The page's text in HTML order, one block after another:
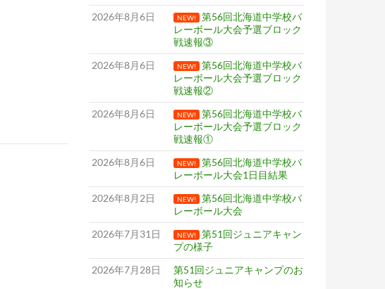
2026年8月6日
NEW! 第56回北海道中学校バ
レーボール大会予選ブロック
戦速報③
2026年8月6日
NEW! 第56回北海道中学校バ
レーボール大会予選ブロック
戦速報②
2026年8月6日
NEW! 第56回北海道中学校バ
レーボール大会予選ブロック
戦速報①
2026年8月6日
NEW! 第56回北海道中学校バ
レーボール大会1日目結果
2026年8月2日
NEW! 第56回北海道中学校バ
レーボール大会
2026年7月31日
NEW! 第51回ジュニアキャン
プの様子
2026年7月28日
第51回ジュニアキャンプのお
知らせ